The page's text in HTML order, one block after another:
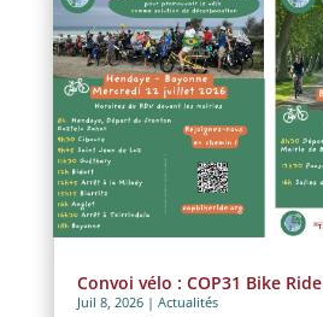
Convoi vélo : COP31 Bike Ride
Juil 8, 2026| Actualités